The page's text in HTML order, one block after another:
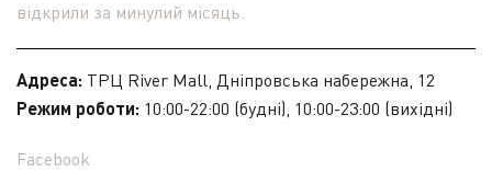
відкрили за минулий місяць.
Адреса: ТРЦ River Mall, Дніпровська набережна, 12
Режим роботи: 10:00-22:00 (будні), 10:00-23:00 (вихідні)
Facebook